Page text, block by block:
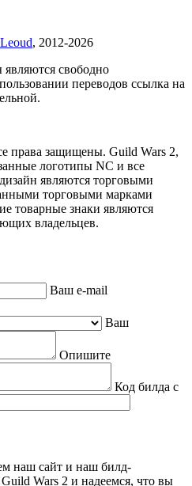
, 2012-2026
свободно
переводов ссылка на
права защищены. Guild Wars 2,
логотипы NC и все
являются торговыми
торговыми марками
товарные знаки являются
владельцев.
Ваш e-mail
Ваш
Опишите
Код билда с
наш сайт и наш билд-
Wars 2 и надеемся, что вы